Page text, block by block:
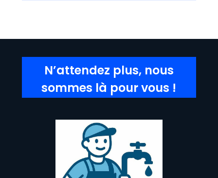
N’attendez plus, nous
sommes là pour vous !